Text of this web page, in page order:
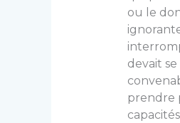
ou le
devait
prendre